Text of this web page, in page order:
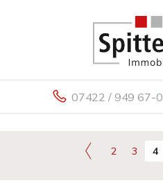
07422 / 949 67-0
2 3 4